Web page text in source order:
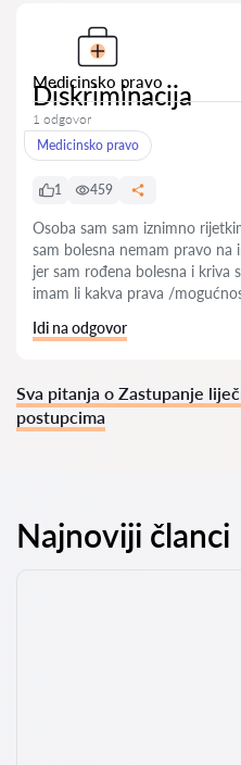
Medicinsko pravo
Diskriminacija
1 odgovor
Medicinsko pravo
1 459
Osoba sam sam iznimno
sam bolesna nemam pravo
jer sam rođena bolesna i kriva
imam li kakva prava /
Idi na odgovor
Sva pitanja o Zastupanje
postupcima
Najnoviji članci